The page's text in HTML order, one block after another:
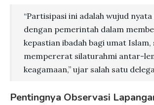
“Partisipasi ini adalah wujud
dengan pemerintah dalam
kepastian ibadah bagi umat Islam,
mempererat silaturahmi antar-
keagamaan,” ujar salah satu
Pentingnya Observasi